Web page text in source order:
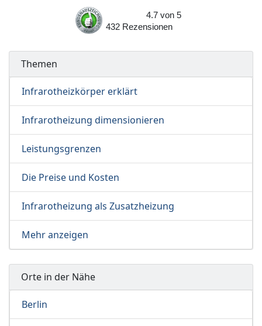
4.7 von 5
432
Rezensionen
Themen
Infrarotheizkörper erklärt
Infrarotheizung dimensionieren
Leistungsgrenzen
Die Preise und Kosten
Infrarotheizung als Zusatzheizung
Mehr anzeigen
Orte in der Nähe
Berlin